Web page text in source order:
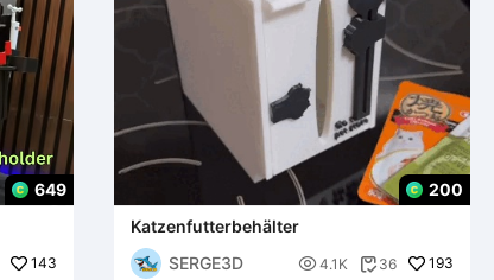
649
143
200
Katzenfutterbehälter
SERGE3D
 4.1K  36 193